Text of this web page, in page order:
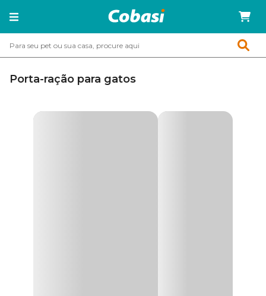
Porta-ração para gatos